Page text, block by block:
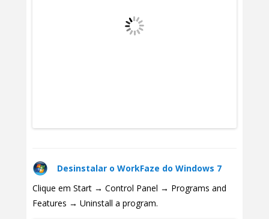
Desinstalar o WorkFaze do Windows 7
Clique em Start → Control Panel → Programs and
Features → Uninstall a program.